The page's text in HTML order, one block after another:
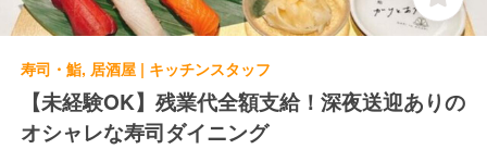
寿司・鮨, 居酒屋 | キッチンスタッフ
【未経験OK】残業代全額支給！深夜送迎ありの
オシャレな寿司ダイニング